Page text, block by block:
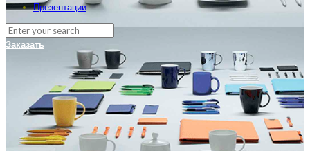
Презентации
Заказать